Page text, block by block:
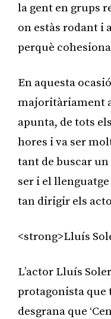
la gent en grups
on estàs rodant i
perquè
En aquesta
majoritàriament
apunta, de tots
hores i va ser
tant de buscar
ser i el
tan dirigir els
<strong>Lluís
L’actor Lluís
protagonista que
desgrana que